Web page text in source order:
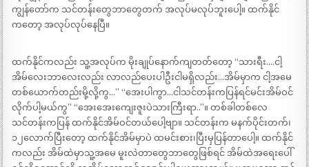
ကျွန်တော်က သင်တန်းတွေဘာတွေတက် အလုပ်မလုပ်ဘူးပေါ့။ ထက်နိုင်
ကတော့ အလုပ်လုပ်နေပြီ။
ထက်နိုင်ကလည်း သူ့အလုပ်က မိုးချုပ်နောက်ကျတတ်တော့ “သားရီး….ငါ့
အိမ်လေးဘာလေးလည်း လာလည်ပေးပါဦးငါမရှိလည်း…အိမ်မှာက ငါ့အမေ
တစ်ယောက်တည်းမို့လို့ကွ…” “အေးပါကွာ…ငါသင်တန်းကပြန်ရင်မင်းအိမ်ဝင်
လိုက်ပါ့မယ်ကွ” “အေးအေးကျေးဇူးပဲသားကြီးရာ..”။ တစ်ခါတစ်လေ
သင်တန်းကပြန် ထက်နိုင်အိမ်ဝင်တယ်ပေါ့ဗျာ။ သင်တန်းက မနက်ပိုင်းတက်၊
၁၂လောက်ပြီးတော့ ထက်နိုင်အိမ်မှာပဲ ထမင်းစား၊ပြီးမှပြန်တာပေါ့။ ထက်နိုင်
ကလည်း အိမ်ထဲမှာသူ့အမေ မူးလဲတာတွေဘာတွေဖြစ်ရင် အိမ်ထဲအရေးပေါ်